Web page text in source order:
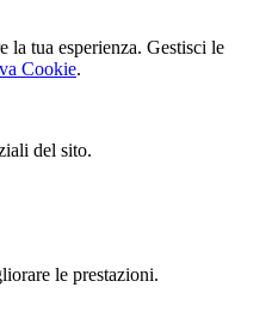
tua esperienza. Gestisci le
Cookie.
del sito.
le prestazioni.